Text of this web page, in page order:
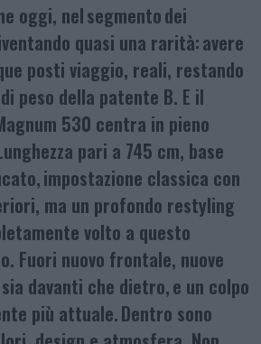
oggi, nel segmento dei
quasi una rarità: avere
posti viaggio, reali, restando
peso della patente B. E il
530 centra in pieno
pari a 745 cm, base
impostazione classica con
ma un profondo restyling
volto a questo
Fuori nuovo frontale, nuove
davanti che dietro, e un colpo
più attuale. Dentro sono